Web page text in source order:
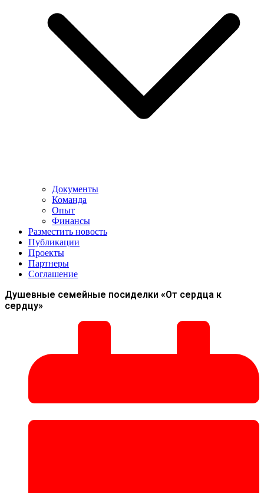
Документы
Команда
Опыт
Финансы
Разместить новость
Публикации
Проекты
Партнеры
Соглашение
Душевные семейные посиделки «От сердца к
сердцу»